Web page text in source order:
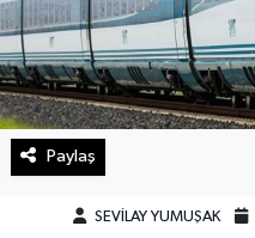
Paylaş
SEVİLAY YUMUŞAK
Resmi İlan
Sağlık
Spor